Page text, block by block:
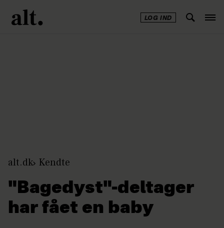
LOG IND
alt.dk Kendte
"Bagedyst"-deltager
har fået en baby